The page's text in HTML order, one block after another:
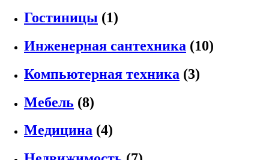
Гостиницы (1)
Инженерная сантехника (10)
Компьютерная техника (3)
Мебель (8)
Медицина (4)